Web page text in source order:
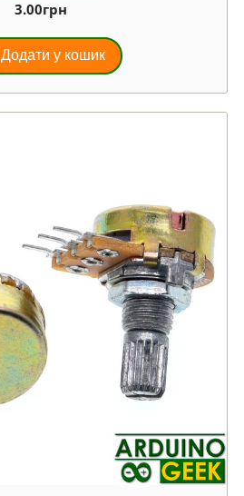
3.00грн
Додати у кошик